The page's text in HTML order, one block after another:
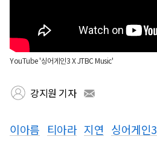
YouTube '싱어게인3 X JTBC Music'
강지원 기자
이아름 티아라 지연 싱어게인3